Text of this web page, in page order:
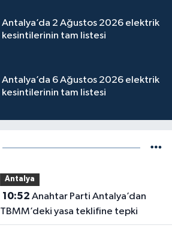
Antalya’da 2 Ağustos 2026 elektrik
kesintilerinin tam listesi
Antalya’da 6 Ağustos 2026 elektrik
kesintilerinin tam listesi
Antalya
10:52
TBMM’deki yasa teklifine tepki